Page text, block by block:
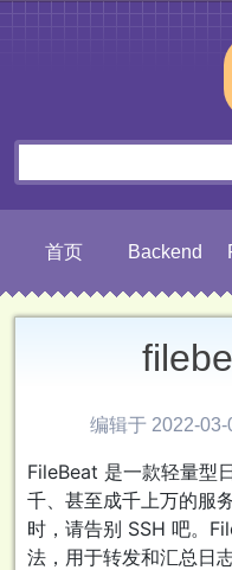
首页 Backend
编辑于 2022-
FileBeat 是一款轻量型
千、甚至成千上万的服
时，请告别 SSH 吧。
法，用于转发和汇总日